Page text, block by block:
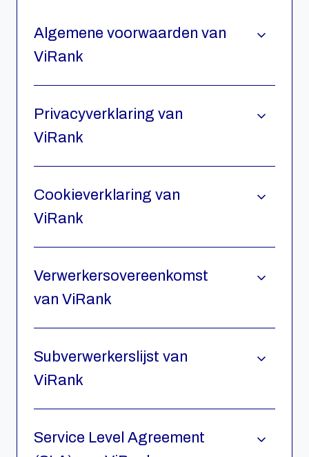
Algemene voorwaarden van
ViRank
Privacyverklaring van
ViRank
Cookieverklaring van
ViRank
Verwerkersovereenkomst
van ViRank
Subverwerkerslijst van
ViRank
Service Level Agreement